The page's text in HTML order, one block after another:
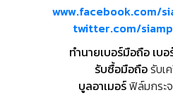
www.facebook.com/
twitter.com/
ทำนายเบอร์มือถือ เบ
รับซื้อมือถือรับเ
บูลอาเมอร์ฟิล์มกระ